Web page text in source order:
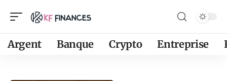
Argent Banque Crypto Entreprise